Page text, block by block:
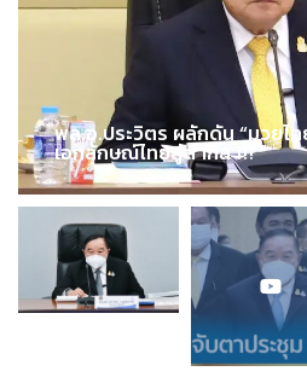
พล.อ.ประวิตร ผลักดัน “มวยไท
เอกลักษณ์ไทยสู่สากล !!!